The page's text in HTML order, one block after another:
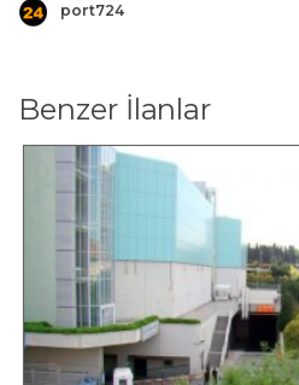
port724
Benzer İlanlar